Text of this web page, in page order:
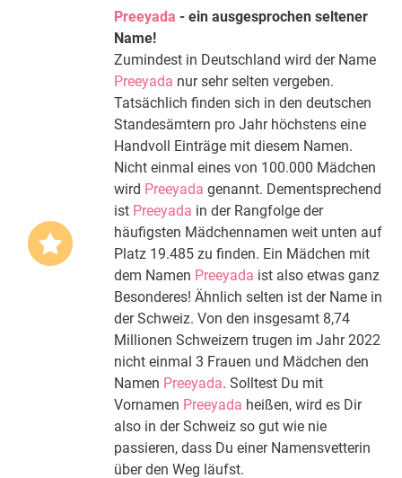
Preeyada - ein ausgesprochen seltener
Name!
Zumindest in Deutschland wird der Name
Preeyada nur sehr selten vergeben.
Tatsächlich finden sich in den deutschen
Standesämtern pro Jahr höchstens eine
Handvoll Einträge mit diesem Namen.
Nicht einmal eines von 100.000 Mädchen
wird Preeyada genannt. Dementsprechend
ist Preeyada in der Rangfolge der
häufigsten Mädchennamen weit unten auf
Platz 19.485 zu finden. Ein Mädchen mit
dem Namen Preeyada ist also etwas ganz
Besonderes! Ähnlich selten ist der Name in
der Schweiz. Von den insgesamt 8,74
Millionen Schweizern trugen im Jahr 2022
nicht einmal 3 Frauen und Mädchen den
Namen Preeyada. Solltest Du mit
Vornamen Preeyada heißen, wird es Dir
also in der Schweiz so gut wie nie
passieren, dass Du einer Namensvetterin
über den Weg läufst.